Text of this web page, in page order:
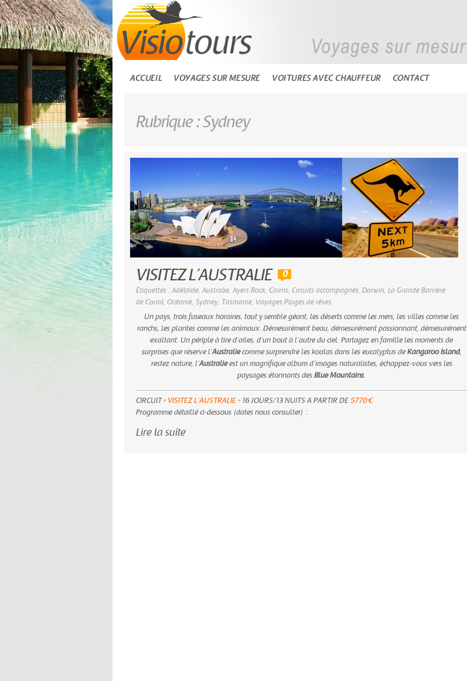
ACCUEIL VOYAGES SUR MESURE VOITURES AVEC CHAUFFEUR CONTACT
Rubrique : Sydney
VISITEZ L’AUSTRALIE 0
Étiquettes : Adélaïde, Australie, Ayers Rock, Cairns, Circuits accompagnés, Darwin, La Grande Barrière
de Corail, Océanie, Sydney, Tasmanie, Voyages Plages de rêves
Un pays, trois fuseaux horaires, tout y semble géant, les déserts comme les mers, les villes comme les
ranchs, les plantes comme les animaux. Démesurément beau, démesurément passionnant, démesurément
exaltant. Un périple à tire d’ailes, d’un bout à l’autre du ciel. Partagez en famille les moments de
surprises que réserve l’Australiecomme surprendre les koalas dans les eucalyptus deKangaroo Island,
restez nature, l’Australieest un magnifique album d’images naturalistes, échappez-vous vers les
paysages étonnants desBlue Mountains.
CIRCUIT« VISITEZ L’AUSTRALIE »16 JOURS/13 NUITS A PARTIR DE5770 €
Programme détaillé ci-dessous (dates nous consulter) :
Lire la suite